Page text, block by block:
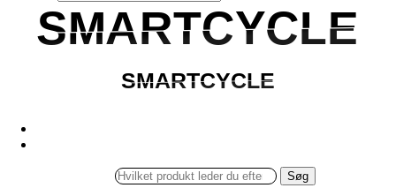
SMARTCYCLE
SMARTCYCLE
SMARTCYCLE
SMARTCYCLE
Søg